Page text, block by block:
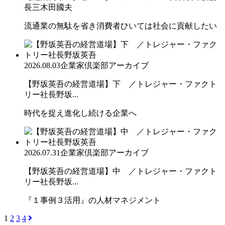
長三木田國夫
流通業の無駄を省き消費者ひいては社会に貢献したい
2026.08.03企業家倶楽部アーカイブ
【野坂英吾の経営道場】下 ／トレジャー・ファクト
リー社長野坂...
時代を捉え進化し続ける企業へ
2026.07.31企業家倶楽部アーカイブ
【野坂英吾の経営道場】中 ／トレジャー・ファクト
リー社長野坂...
『１事例３活用』の人材マネジメント
1 2 3 4